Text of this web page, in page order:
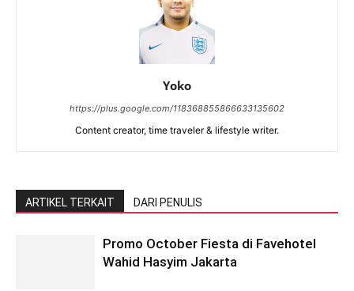
Yoko
https://plus.google.com/118368855866633135602
Content creator, time traveler & lifestyle writer.
ARTIKEL TERKAIT DARI PENULIS
Promo October Fiesta di Favehotel
Wahid Hasyim Jakarta